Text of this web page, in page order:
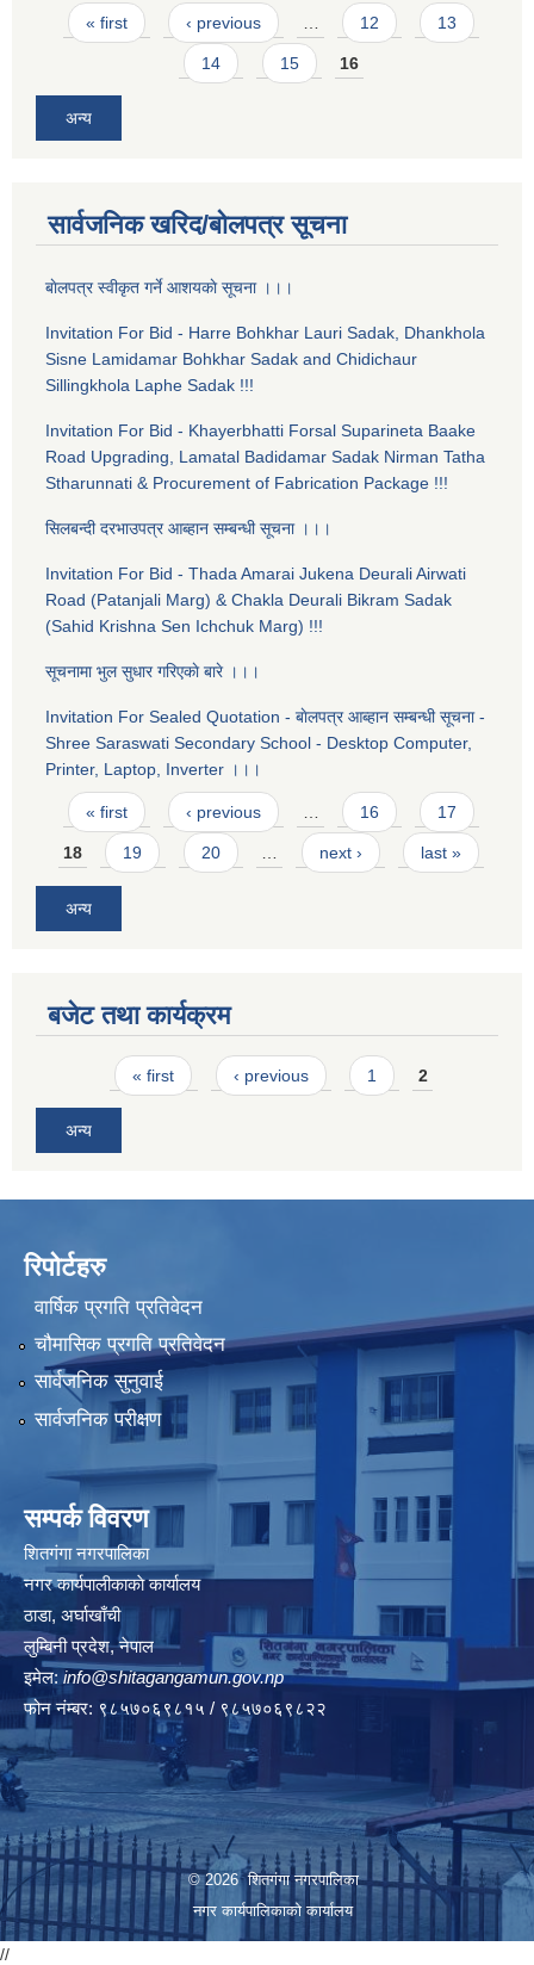
Pages
« first ‹ previous 12 13
14 15 16
अन्य
सार्वजनिक खरिद/बोलपत्र सूचना
बाेलपत्र स्वीकृत गर्ने आशयकाे सूचना ।।।
Invitation For Bid - Harre Bohkhar Lauri Sadak, Dhankhola
Sisne Lamidamar Bohkhar Sadak and Chidichaur
Sillingkhola Laphe Sadak !!!
Invitation For Bid - Khayerbhatti Forsal Suparineta Baake
Road Upgrading, Lamatal Badidamar Sadak Nirman Tatha
Stharunnati & Procurement of Fabrication Package !!!
सिलबन्दी दरभाउपत्र आब्हान सम्बन्धी सूचना ।।।
Invitation For Bid - Thada Amarai Jukena Deurali Airwati
Road (Patanjali Marg) & Chakla Deurali Bikram Sadak
(Sahid Krishna Sen Ichchuk Marg) !!!
सूचनामा भुल सुधार गरिएकाे बारे ।।।
Invitation For Sealed Quotation - बाेलपत्र आब्हान सम्बन्धी सूचना -
Shree Saraswati Secondary School - Desktop Computer,
Printer, Laptop, Inverter ।।।
Pages
« first ‹ previous … 16 17
18 19 20 … next › last »
अन्य
बजेट तथा कार्यक्रम
Pages« first ‹ previous 1 2
अन्य
रिपोर्टहरु
वार्षिक प्रगति प्रतिवेदन
चौमासिक प्रगति प्रतिवेदन
सार्वजनिक सुनुवाई
सार्वजनिक परीक्षण
सम्पर्क विवरण
शितगंगा नगरपालिका
नगर कार्यपालीकाकाे कार्यालय
ठाडा, अर्घाखाँची
लुम्बिनी प्रदेश, नेपाल
इमेल: info@shitagangamun.gov.np
फोन नंम्बर: ९८५७०६९८१५ / ९८५७०६९८२२
© 2026 शितगंगा नगरपालिका
नगर कार्यपालिकाकाे कार्यालय
//